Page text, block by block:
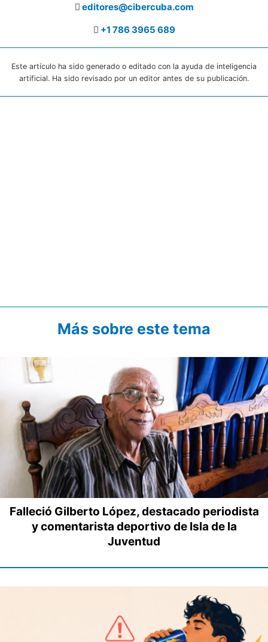
editores@cibercuba.com
+1 786 3965 689
Este artículo ha sido generado o editado con la ayuda de inteligencia
artificial. Ha sido revisado por un editor antes de su publicación.
Más sobre este tema
Falleció Gilberto López, destacado periodista
y comentarista deportivo de Isla de la
Juventud